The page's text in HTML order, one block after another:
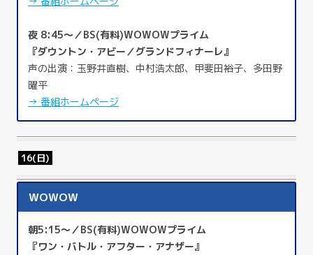
夜 8:45～／BS(有料)WOWOWプライム
『ダウントン・アビー／グランドフィナーレ』
声の出演：玉野井直樹、中村浩太郎、甲斐田裕子、多田野
曜平
→ 番組ホームページ
16(日)
WOWOW
朝5:15～／BS(有料)WOWOWプライム
『ワン・バトル・アフター・アナザー』